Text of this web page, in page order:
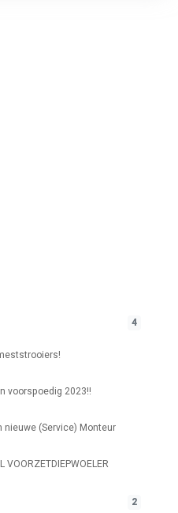
4
voorspoedig 2023!!
(Service) Monteur
VOORZETDIEPWOELER
2